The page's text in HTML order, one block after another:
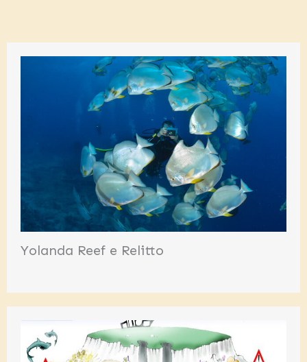
Yolanda Reef e Relitto